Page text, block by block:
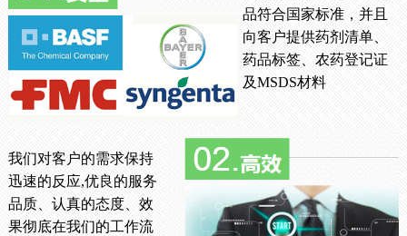
品符合国家标准，并且
向客户提供药剂清单、
药品标签、农药登记证
及MSDS材料
我们对客户的需求保持
迅速的反应,优良的服务
品质、认真的态度、效
果彻底在我们的工作流